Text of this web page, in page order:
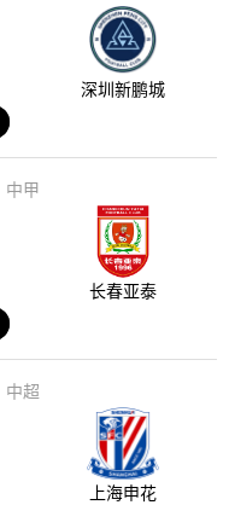
深圳新鹏城
中甲
长春亚泰
中超
上海申花